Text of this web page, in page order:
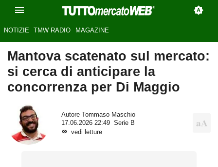
NOTIZIE TMW RADIO MAGAZINE
Mantova scatenato sul mercato:
si cerca di anticipare la
concorrenza per Di Maggio
Autore
Tommaso Maschio
17.06.2026 22:49
Serie B
vedi letture